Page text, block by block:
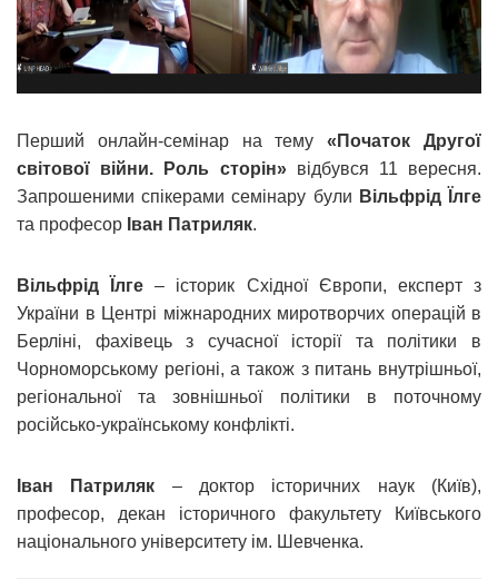
Перший онлайн-семінар на тему«Початок Другої
світової війни. Роль сторін»відбувся 11 вересня.
Запрошеними спікерами семінару були Вільфрід Їлге
та професор Іван Патриляк.
Вільфрід Їлге – історик Східної Європи, експерт з
України в Центрі міжнародних миротворчих операцій в
Берліні, фахівець з сучасної історії та політики в
Чорноморському регіоні, а також з питань внутрішньої,
регіональної та зовнішньої політики в поточному
російсько-українському конфлікті.
Іван Патриляк – доктор історичних наук (Київ),
професор, декан історичного факультету Київського
національного університету ім. Шевченка.